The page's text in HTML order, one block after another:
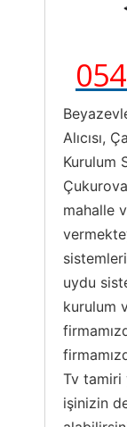
Alıcısı,
Kurulum
mahalle
uydu
kurulum
Tv tamiri
işinizin